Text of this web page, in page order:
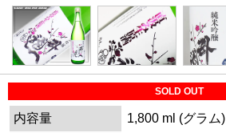
SOLD OUT
内容量
1,800 ml (グラム)